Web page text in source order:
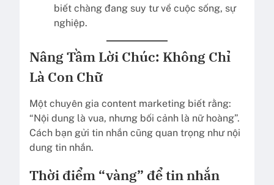
biết chàng đang suy tư về cuộc sống, sự
nghiệp.
Nâng Tầm Lời Chúc: Không Chỉ
Là Con Chữ
Một chuyên gia content marketing biết rằng:
“Nội dung là vua, nhưng bối cảnh là nữ hoàng”.
Cách bạn gửi tin nhắn cũng quan trọng như nội
dung tin nhắn.
Thời điểm “vàng” để tin nhắn